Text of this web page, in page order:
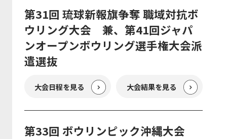
第31回 琉球新報旗争奪 職域対抗ボ
ウリング大会 兼、第41回ジャパ
ンオープンボウリング選手権大会派
遣選抜
大会日程を見る 大会結果を見る
第33回 ボウリンピック沖縄大会